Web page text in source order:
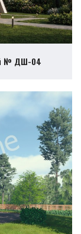
№ ДШ-04